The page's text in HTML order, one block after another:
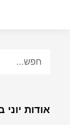
אודות